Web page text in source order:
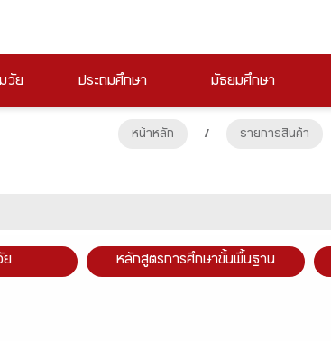
วัย ประถมศึกษา มัธยมศึกษา
หน้าหลัก / รายการสินค้า
ย หลักสูตรการศึกษาขั้นพื้นฐาน